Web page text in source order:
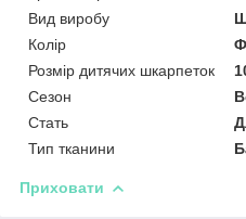
Вид виробу
Колір
Розмір дитячих шкарпеток
Сезон
Стать
Тип тканини
Приховати